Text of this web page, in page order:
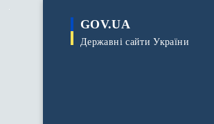
GOV.UA
Державні сайти України